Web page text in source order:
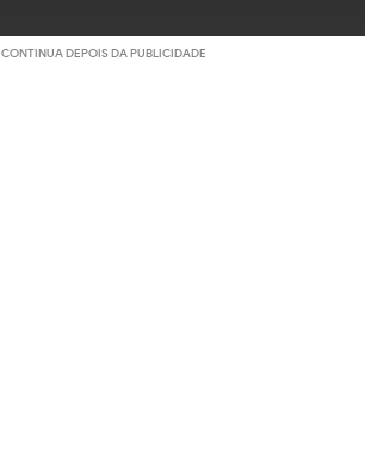
CONTINUA DEPOIS DA PUBLICIDADE